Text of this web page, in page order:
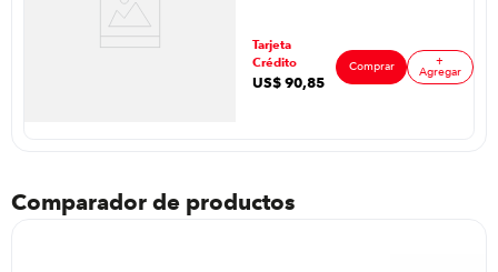
Blanco
Tarjeta
Crédito
US$ 90,85
Comprar +
Agregar
Comparador de productos